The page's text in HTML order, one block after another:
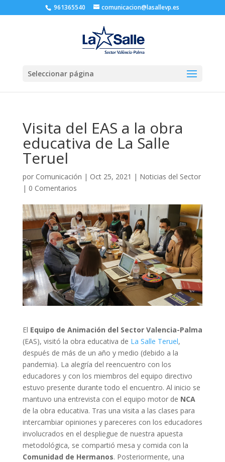
961365540 comunicacion@lasallevp.es
Seleccionar página
Visita del EAS a la obra
educativa de La Salle
Teruel
por Comunicación | Oct 25, 2021 | Noticias del Sector
| 0 Comentarios
El Equipo de Animación del Sector Valencia-Palma
(EAS), visitó la obra educativa de La Salle Teruel,
después de más de un año y medio (debido a la
pandemia). La alegría del reencuentro con los
educadores y con los miembros del equipo directivo
estuvo presente durante todo el encuentro. Al inicio se
mantuvo una entrevista con el equipo motor de NCA
de la obra educativa. Tras una visita a las clases para
intercambiar opiniones y pareceres con los educadores
involucrados en el despliegue de nuestra apuesta
metodológica, se compartió mesa y comida con la
Comunidad de Hermanos. Posteriormente, una